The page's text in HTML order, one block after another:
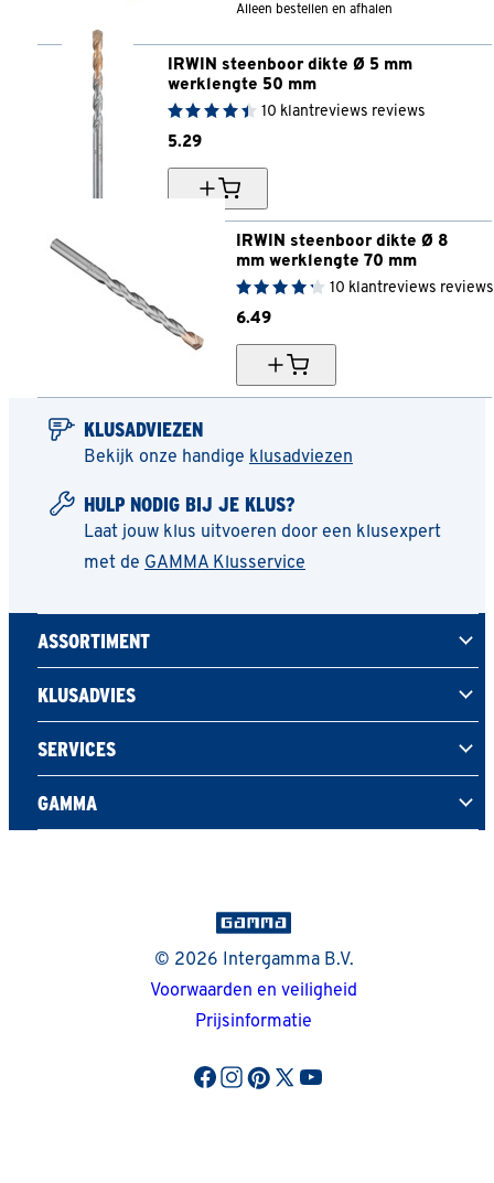
Alleen bestellen en afhalen
IRWIN steenboor dikte Ø 5 mm
werklengte 50 mm
10 klantreviews reviews
5.29
IRWIN steenboor dikte Ø 8
mm werklengte 70 mm
10 klantreviews reviews
6.49
KLUSADVIEZEN
Bekijk onze handige klusadviezen
HULP NODIG BIJ JE KLUS?
Laat jouw klus uitvoeren door een klusexpert
met de GAMMA Klusservice
ASSORTIMENT
KLUSADVIES
SERVICES
GAMMA
© 2026 Intergamma B.V.
Voorwaarden en veiligheid
Prijsinformatie